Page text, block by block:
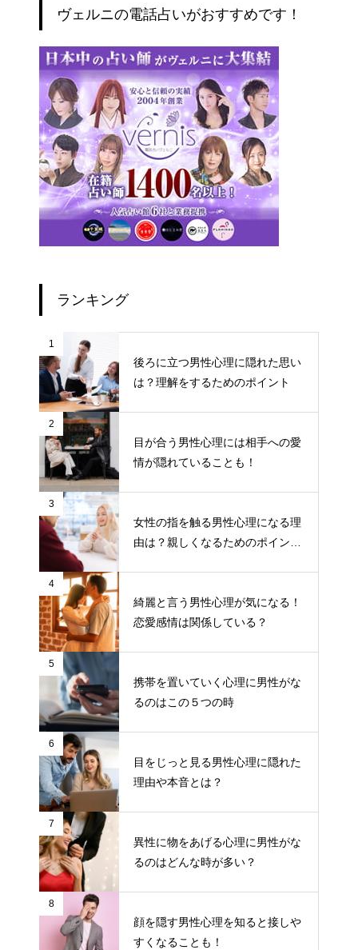
ヴェルニの電話占いがおすすめです！
ランキング
1
後ろに立つ男性心理に隠れた思い
は？理解をするためのポイント
2
目が合う男性心理には相手への愛
情が隠れていることも！
3
女性の指を触る男性心理になる理
由は？親しくなるためのポイント
4
綺麗と言う男性心理が気になる！
恋愛感情は関係している？
5
携帯を置いていく心理に男性がな
るのはこの５つの時
6
目をじっと見る男性心理に隠れた
理由や本音とは？
7
異性に物をあげる心理に男性がな
るのはどんな時が多い？
8
顔を隠す男性心理を知ると接しや
すくなることも！